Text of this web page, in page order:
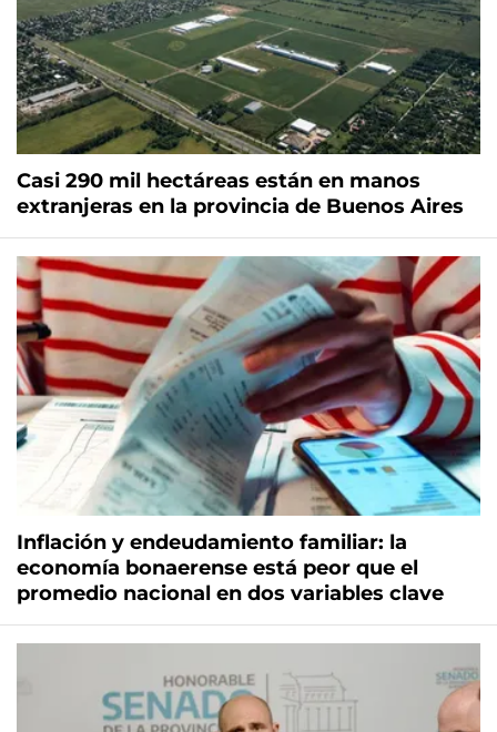
Casi 290 mil hectáreas están en manos
extranjeras en la provincia de Buenos Aires
Inflación y endeudamiento familiar: la
economía bonaerense está peor que el
promedio nacional en dos variables clave